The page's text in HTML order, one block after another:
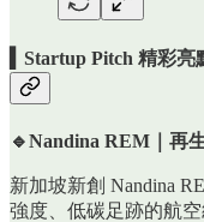
▍Startup Pitch 精彩亮
🔹Nandina REM｜再
新加坡新創 Nandina
強度、低碳足跡的航